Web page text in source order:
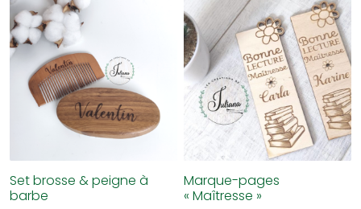
Set brosse & peigne à
barbe
Marque-pages
« Maîtresse »